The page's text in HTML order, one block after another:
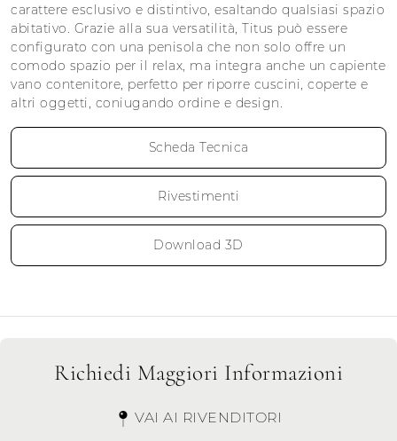
carattere esclusivo e distintivo, esaltando qualsiasi spazio
abitativo. Grazie alla sua versatilità, Titus può essere
configurato con una penisola che non solo offre un
comodo spazio per il relax, ma integra anche un capiente
vano contenitore, perfetto per riporre cuscini, coperte e
altri oggetti, coniugando ordine e design.
Scheda Tecnica
Rivestimenti
Download 3D
Richiedi Maggiori Informazioni
VAI AI RIVENDITORI